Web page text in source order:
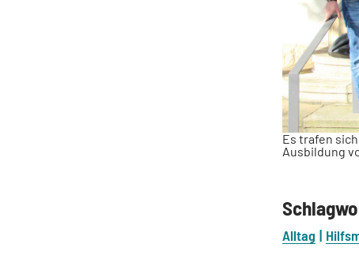
Es trafen
Ausbildung
Alltag